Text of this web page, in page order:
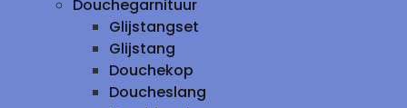
Douchegarnituur
Glijstangset
Glijstang
Douchekop
Doucheslang